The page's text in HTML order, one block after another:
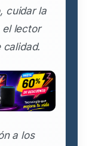
cuidar la
el lector
calidad.
a los